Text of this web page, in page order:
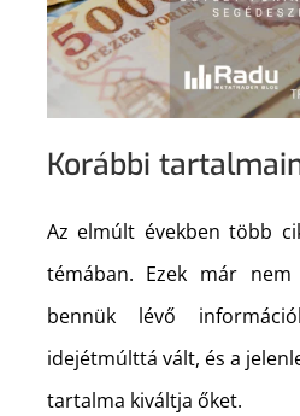
Korábbi
Az elmúlt években több
témában. Ezek már
bennük lévő
idejétmúlttá vált, és a
tartalma kiváltja őket.